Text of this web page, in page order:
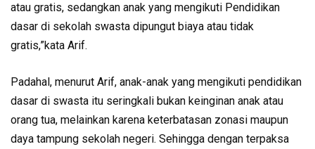
atau gratis, sedangkan anak yang mengikuti Pendidikan
dasar di sekolah swasta dipungut biaya atau tidak
gratis,”kata Arif.
Padahal, menurut Arif, anak-anak yang mengikuti pendidikan
dasar di swasta itu seringkali bukan keinginan anak atau
orang tua, melainkan karena keterbatasan zonasi maupun
daya tampung sekolah negeri. Sehingga dengan terpaksa